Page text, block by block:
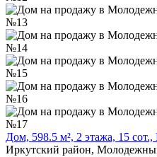
Дом, 598.5 м², 2 этажа, 15
Иркутский район,